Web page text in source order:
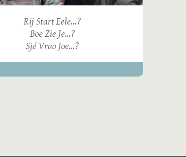
Rij Start Eele...?
Boe Zie Je...?
Sjé Vrao Joe...?